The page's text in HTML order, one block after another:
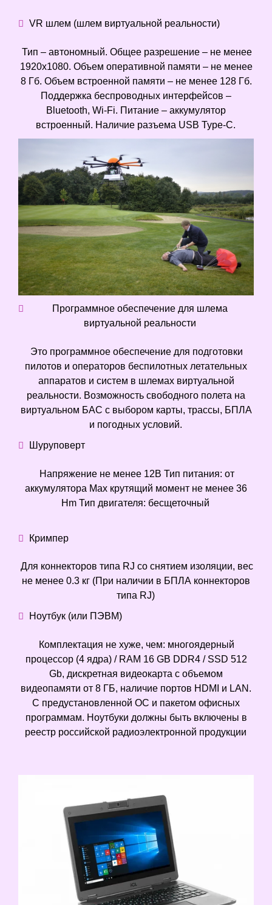
VR шлем (шлем виртуальной реальности)
Тип – автономный. Общее разрешение – не менее
1920х1080. Объем оперативной памяти – не менее
8 Гб. Объем встроенной памяти – не менее 128 Гб.
Поддержка беспроводных интерфейсов –
Bluetooth, Wi-Fi. Питание – аккумулятор
встроенный. Наличие разъема USB Type-C.
Программное обеспечение для шлема
виртуальной реальности
Это программное обеспечение для подготовки
пилотов и операторов беспилотных летательных
аппаратов и систем в шлемах виртуальной
реальности. Возможность свободного полета на
виртуальном БАС с выбором карты, трассы, БПЛА
и погодных условий.
Шуруповерт
Напряжение не менее 12В Тип питания: от
аккумулятора Max крутящий момент не менее 36
Hm Тип двигателя: бесщеточный
Кримпер
Для коннекторов типа RJ со снятием изоляции, вес
не менее 0.3 кг (При наличии в БПЛА коннекторов
типа RJ)
Ноутбук (или ПЭВМ)
Комплектация не хуже, чем: многоядерный
процессор (4 ядра) / RAM 16 GB DDR4 / SSD 512
Gb, дискретная видеокарта с объемом
видеопамяти от 8 ГБ, наличие портов HDMI и LAN.
С предустановленной ОС и пакетом офисных
программам. Ноутбуки должны быть включены в
реестр российской радиоэлектронной продукции